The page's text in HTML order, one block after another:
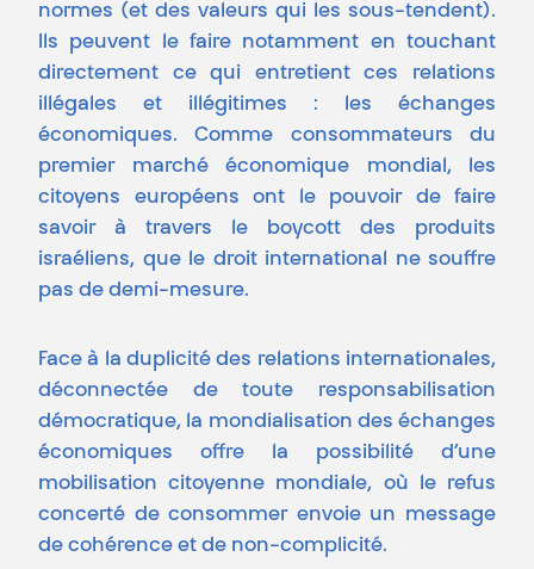
normes (et des valeurs qui les sous-tendent).
Ils peuvent le faire notamment en touchant
directement ce qui entretient ces relations
illégales et illégitimes : les échanges
économiques. Comme consommateurs du
premier marché économique mondial, les
citoyens européens ont le pouvoir de faire
savoir à travers le boycott des produits
israéliens, que le droit international ne souffre
pas de demi-mesure.
Face à la duplicité des relations internationales,
déconnectée de toute responsabilisation
démocratique, la mondialisation des échanges
économiques offre la possibilité d’une
mobilisation citoyenne mondiale, où le refus
concerté de consommer envoie un message
de cohérence et de non-complicité.